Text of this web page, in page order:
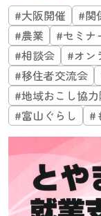
#大阪開催 #関
#農業
#セミナ
#相談会
#オン
#移住者交流会
#地域おこし協
#富山ぐらし
#